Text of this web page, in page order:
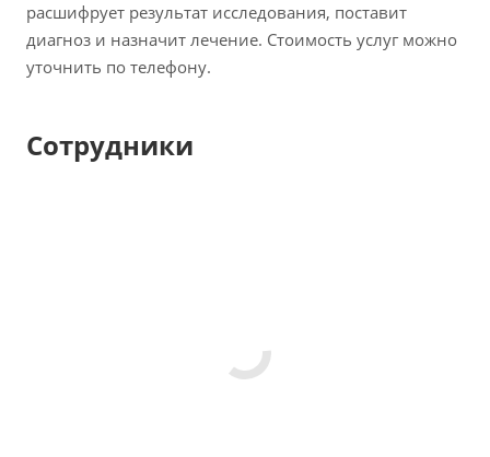
расшифрует результат исследования, поставит
диагноз и назначит лечение. Стоимость услуг можно
уточнить по телефону.
Сотрудники